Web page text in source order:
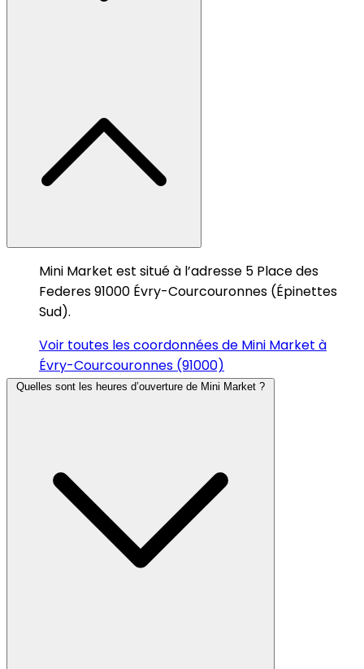
Mini Market est situé à l’adresse 5 Place des
Federes 91000 Évry-Courcouronnes (Épinettes
Sud).
Voir toutes les coordonnées de Mini Market à
Évry-Courcouronnes (91000)
Quelles sont les heures d’ouverture de Mini Market ?